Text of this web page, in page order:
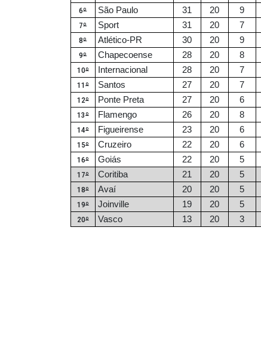
6º São Paulo 31 20 9
7º Sport 31 20 7
8º Atlético-PR 30 20 9
9º Chapecoense 28 20 8
10º Internacional 28 20 7
11º Santos 27 20 7
12º Ponte Preta 27 20 6
13º Flamengo 26 20 8
14º Figueirense 23 20 6
15º Cruzeiro 22 20 6
16º Goiás 22 20 5
17º Coritiba 21 20 5
18º Avaí 20 20 5
19º Joinville 19 20 5
20º Vasco 13 20 3